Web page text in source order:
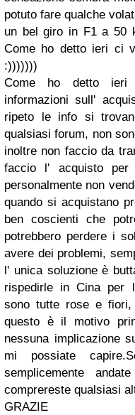
potuto fare qualche
un bel giro in F1 a 50
Come ho detto ieri ci
:)))))))
Come ho detto ieri
informazioni sull'
ripeto le info si
qualsiasi forum, non
inoltre non faccio da
faccio l' acquisto per
personalmente non
quando si acquistano
ben coscienti che
potrebbero perdere i
avere dei problemi,
l' unica soluzione è
rispedirle in Cina per
sono tutte rose e
questo è il motivo
nessuna implicazione
mi possiate
semplicemente
comprereste qualsiasi
GRAZIE